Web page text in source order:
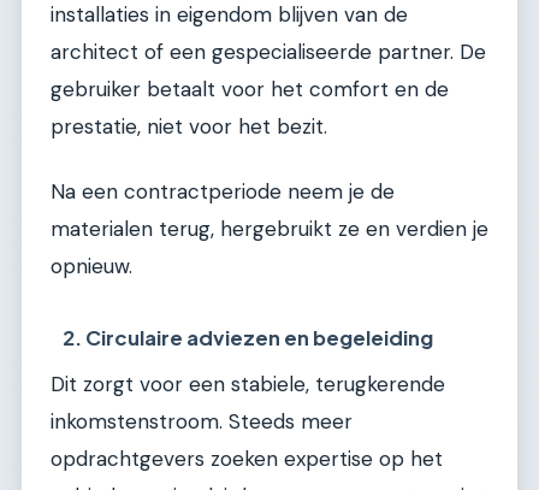
installaties in eigendom blijven van de
architect of een gespecialiseerde partner. De
gebruiker betaalt voor het comfort en de
prestatie, niet voor het bezit.
Na een contractperiode neem je de
materialen terug, hergebruikt ze en verdien je
opnieuw.
2. Circulaire adviezen en begeleiding
Dit zorgt voor een stabiele, terugkerende
inkomstenstroom. Steeds meer
opdrachtgevers zoeken expertise op het